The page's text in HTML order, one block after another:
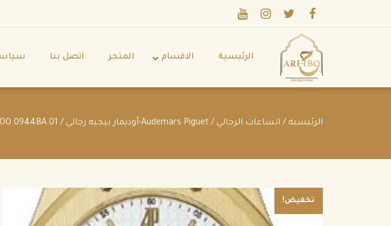
الرئيسية الاقسام المتجر اتصل بنا
الرئيسية / الساعات الرجالي /Audemars Piguet-أوديمار بيجيه رجالي / Audemars Piguet Royal Oak 15202BA.OO.0944BA.01
تخفيض!